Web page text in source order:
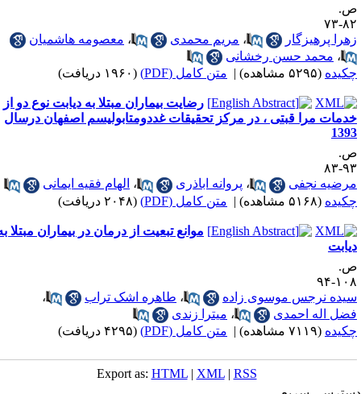
۷۳
پرهیزگار
،مریم محمدی ،معصومه هاشمیان
،محمد حسن رخشانی
(۵۲۹۵ مشاهده) | متن کامل (PDF) (۱۹۶۰ دریافت)
رضایت بیماران مبتلا به دیابت نوع دو از
مرا قبتی ، در مرکز تحقیقات غددومتابولیسم اصفهان درسال
۸۳
نجفی
،پروانه اباذری ،الهام فقیه ایمانی
(۵۱۶۸ مشاهده) | متن کامل (PDF) (۲۰۴۸ دریافت)
موانع تبعیت از درمان در بیماران مبتلا به
۹۴
نرجس موسوی زاده
،طاهره اشک تراب
،
اله احمدی
،میترا زندی
(۷۱۱۹ مشاهده) | متن کامل (PDF) (۴۲۹۵ دریافت)
Export as:HTML |XML |RSS